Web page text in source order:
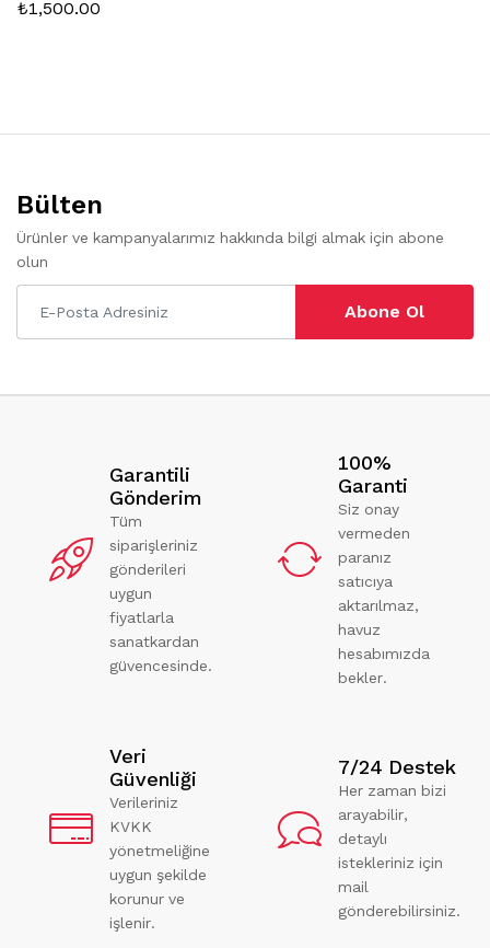
₺1,500.00
Bülten
Ürünler ve kampanyalarımız hakkında bilgi almak için abone
olun
Abone Ol
Garantili
Gönderim
Tüm
siparişleriniz
gönderileri
uygun
fiyatlarla
sanatkardan
güvencesinde.
100%
Garanti
Siz onay
vermeden
paranız
satıcıya
aktarılmaz,
havuz
hesabımızda
bekler.
Veri
Güvenliği
Verileriniz
KVKK
yönetmeliğine
uygun şekilde
korunur ve
işlenir.
7/24 Destek
Her zaman bizi
arayabilir,
detaylı
istekleriniz için
mail
gönderebilirsiniz.